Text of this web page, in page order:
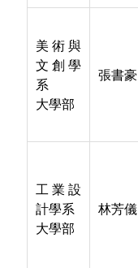
美術與
文創學
系
大學部
張書豪
工業設
計學系
大學部
林芳儀